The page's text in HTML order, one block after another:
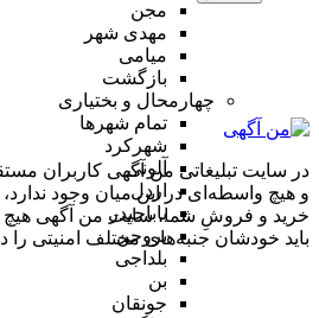
مجن
مهدی شهر
میامی
بازگشت
چهارمحال و بختیاری
تمام شهر‌ها
شهرکرد
آلونی
اردل
باباحیدر
بروجن
بلداجی
بن
جونقان
در سایت تبلیغاتی من آگهی کاربران
و هیچ واسطه‌ای در این میان وجود
خرید و فروشِ شما، سایت من آگهی هیچ
باید خودشان جنبه‌های مختلف امنیتی را